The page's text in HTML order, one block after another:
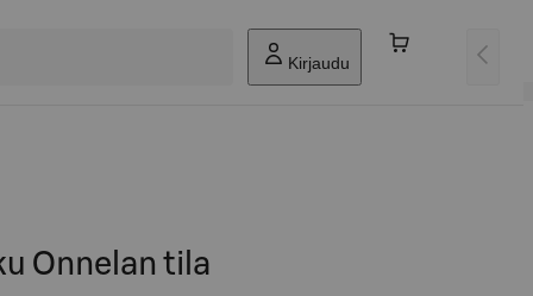
Kirjaudu
Onnelan tila